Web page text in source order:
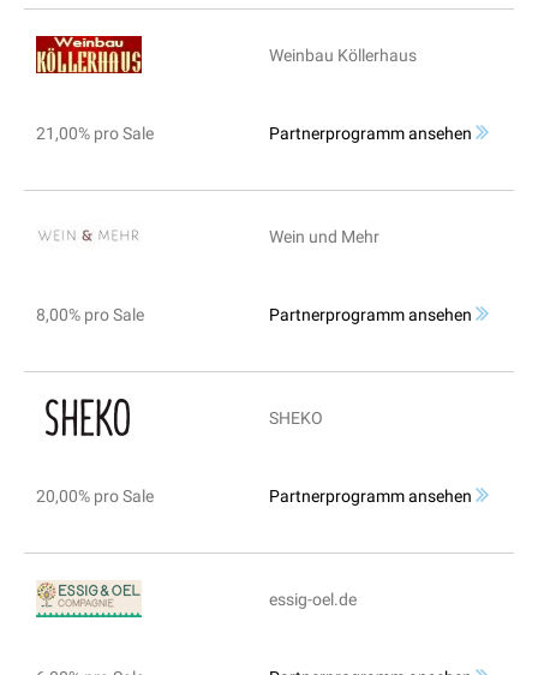
Weinbau Köllerhaus
21,00% pro Sale Partnerprogramm ansehen
Wein und Mehr
8,00% pro Sale Partnerprogramm ansehen
SHEKO
20,00% pro Sale Partnerprogramm ansehen
essig-oel.de